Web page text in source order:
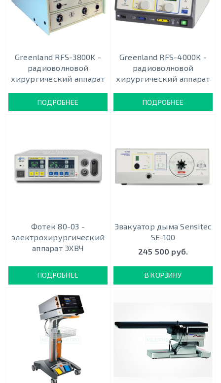
Greenland RFS-3800K -
радиоволновой
хирургический аппарат
ПОДРОБНЕЕ
Greenland RFS-4000K -
радиоволновой
хирургический аппарат
ПОДРОБНЕЕ
Фотек 80-03 -
электрохирургический
аппарат ЭХВЧ
ПОДРОБНЕЕ
Эвакуатор дыма Sensitec
SE-100
245 500 руб.
В КОРЗИНУ